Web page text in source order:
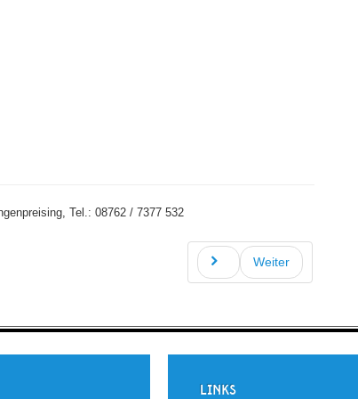
9
Tel.: 08762 / 7377 532
Weiter
LINKS